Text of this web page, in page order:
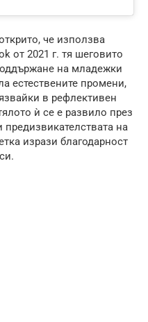
че използва
от 2021 г. тя шеговито
на младежки
естествените промени,
в рефлективен
ѝ се е развило през
предизвикателствата на
изрази благодарност